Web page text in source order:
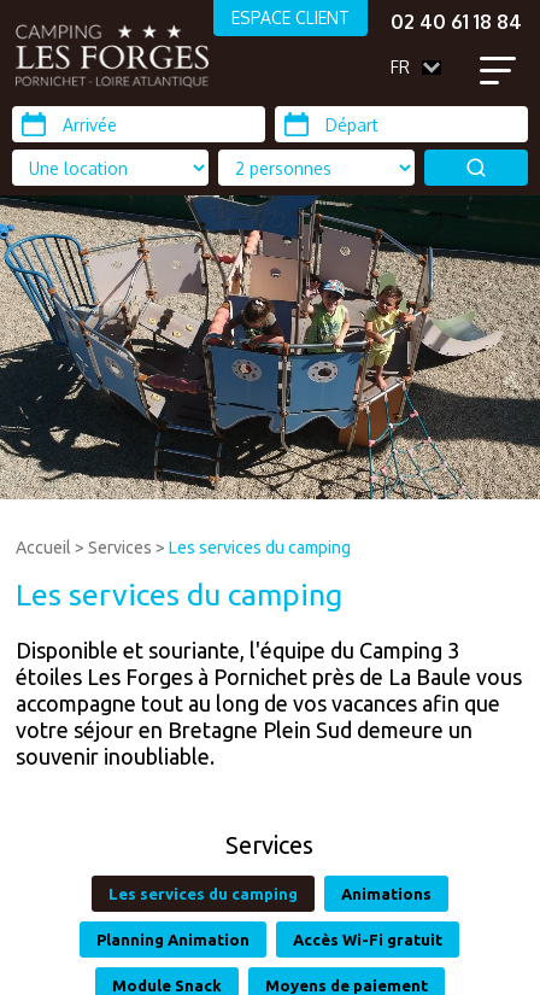
ESPACE CLIENT 02 40 61 18 84
FR
Accueil >Services >Les services du camping
Les services du camping
Disponible et souriante, l'équipe du Camping 3
étoiles Les Forges à Pornichet près de La Baule vous
accompagne tout au long de vos vacances afin que
votre séjour en Bretagne Plein Sud demeure un
souvenir inoubliable.
Services
Les services du camping Animations
Planning Animation Accès Wi-Fi gratuit
Module Snack Moyens de paiement